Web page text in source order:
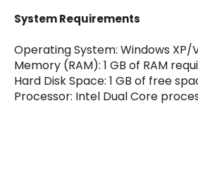
System Requirements
Operating System: Windows
Memory (RAM): 1 GB of RAM
Hard Disk Space: 1 GB of free
Processor: Intel Dual Core